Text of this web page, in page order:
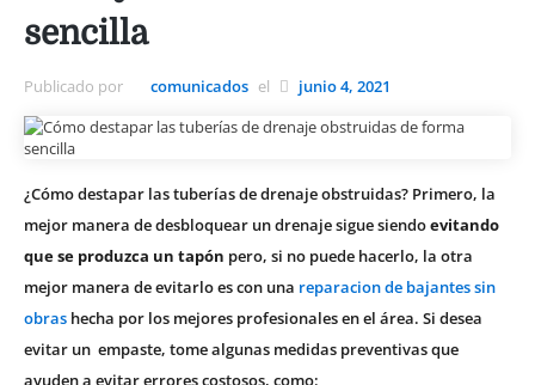
sencilla
Publicado por comunicados el junio 4, 2021
¿Cómo destapar las tuberías de drenaje obstruidas? Primero, la
mejor manera de desbloquear un drenaje sigue siendoevitando
que se produzca un tapón pero, si no puede hacerlo, la otra
mejor manera de evitarlo es con una reparacion de bajantes sin
obras hecha por los mejores profesionales en el área. Si desea
evitar un empaste, tome algunas medidas preventivas que
ayuden a evitar errores costosos, como: